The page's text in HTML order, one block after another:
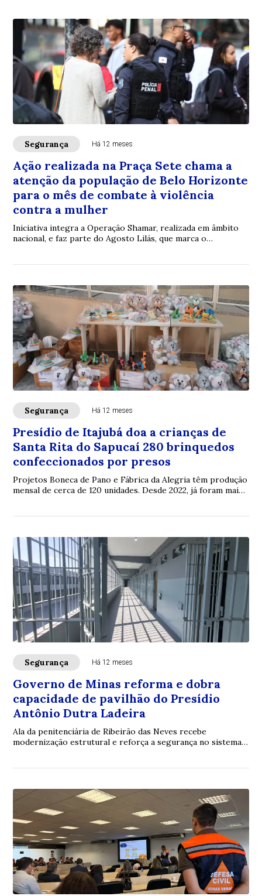
Segurança Há 12 meses
Ação realizada na Praça Sete chama a
atenção da população de Belo Horizonte
para o mês de combate à violência
contra a mulher
Iniciativa integra a Operação Shamar, realizada em âmbito
nacional, e faz parte do Agosto Lilás, que marca o
Segurança Há 12 meses
Presídio de Itajubá doa a crianças de
Santa Rita do Sapucaí 280 brinquedos
confeccionados por presos
Projetos Boneca de Pano e Fábrica da Alegria têm produção
mensal de cerca de 120 unidades. Desde 2022, já foram mais
Segurança Há 12 meses
Governo de Minas reforma e dobra
capacidade de pavilhão do Presídio
Antônio Dutra Ladeira
Ala da penitenciária de Ribeirão das Neves recebe
modernização estrutural e reforça a segurança no sistema